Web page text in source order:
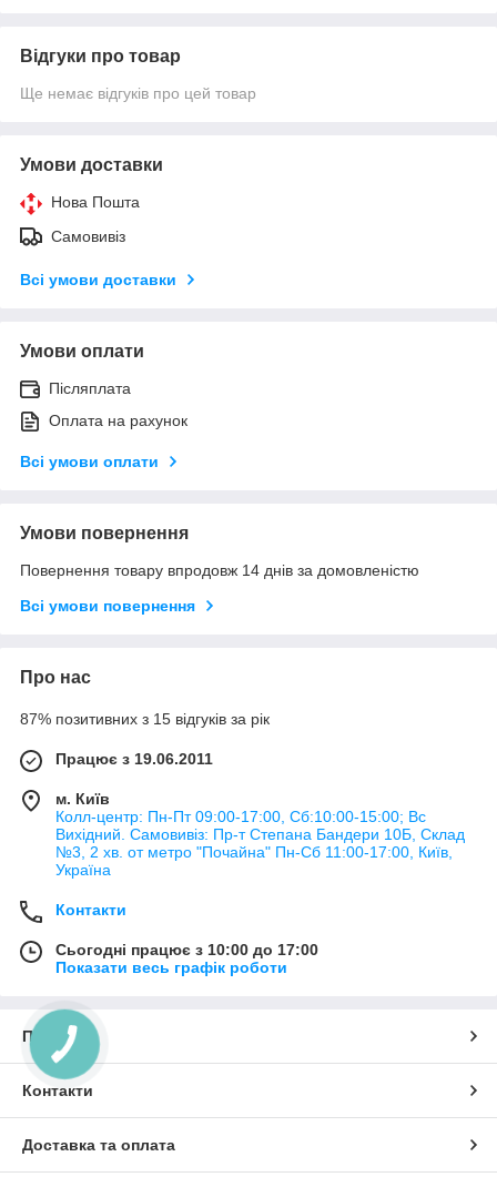
Відгуки про товар
Ще немає відгуків про цей товар
Умови доставки
Нова Пошта
Самовивіз
Всі умови доставки
Умови оплати
Післяплата
Оплата на рахунок
Всі умови оплати
Умови повернення
Повернення товару впродовж 14 днів за домовленістю
Всі умови повернення
Про нас
87% позитивних з 15 відгуків за рік
Працює з 19.06.2011
м. Київ
Колл-центр: Пн-Пт 09:00-17:00, Сб:10:00-15:00; Вс
Вихідний. Самовивіз: Пр-т Степана Бандери 10Б, Склад
№3, 2 хв. от метро "Почайна" Пн-Cб 11:00-17:00, Київ,
Україна
Контакти
Сьогодні працює з 10:00 до 17:00
Показати весь графік роботи
Про нас
Контакти
Доставка та оплата